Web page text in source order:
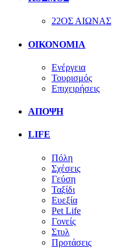
22ΟΣ ΑΙΩΝΑΣ
ΟΙΚΟΝΟΜΙΑ
Ενέργεια
Τουρισμός
Επιχειρήσεις
ΑΠΟΨΗ
LIFE
Πόλη
Σχέσεις
Γεύση
Ταξίδι
Ευεξία
Pet Life
Γονείς
Στυλ
Προτάσεις